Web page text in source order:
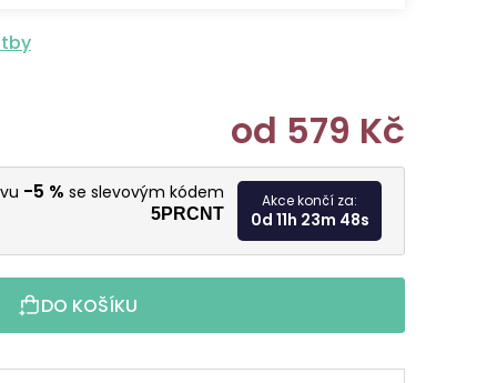
od 579 Kč
Měrná
-5 % se slevovým kódem
5PRCNT
Akce končí za:
0d 11h 23m 47s
DO KOŠÍKU